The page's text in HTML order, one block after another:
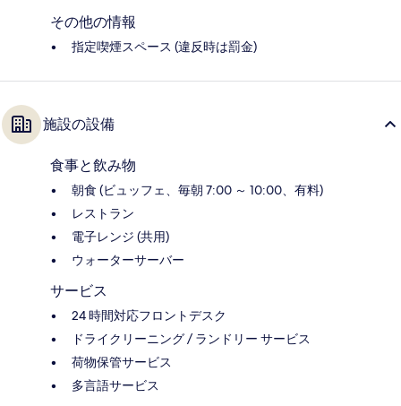
その他の情報
指定喫煙スペース (違反時は罰金)
施設の設備
食事と飲み物
朝食 (ビュッフェ、毎朝 7:00 ～ 10:00、有料)
レストラン
電子レンジ (共用)
ウォーターサーバー
サービス
24 時間対応フロントデスク
ドライクリーニング / ランドリー サービス
荷物保管サービス
多言語サービス